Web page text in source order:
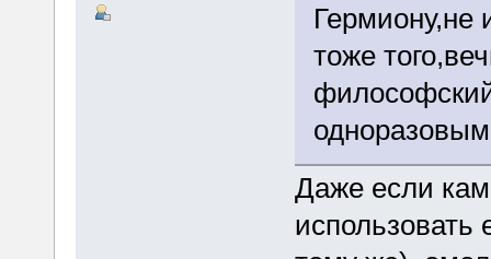
Гермиону,не
тоже
одноразовым
Даже если
использовать